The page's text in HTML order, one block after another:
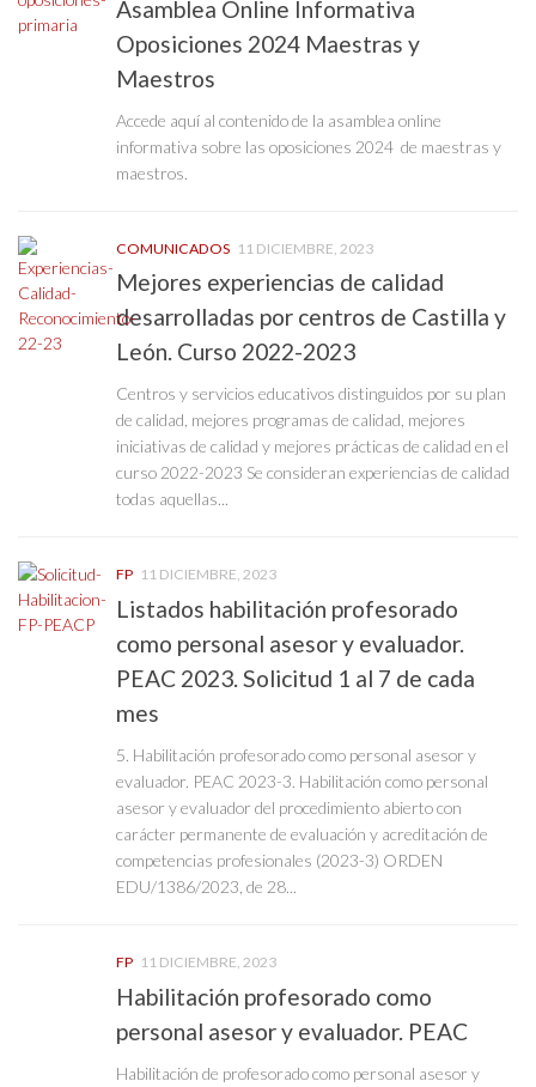
Asamblea Online Informativa
Oposiciones 2024 Maestras y
Maestros
Accede aquí al contenido de la asamblea online
informativa sobre las oposiciones 2024 de maestras y
maestros.
COMUNICADOS 11 DICIEMBRE, 2023
Mejores experiencias de calidad
desarrolladas por centros de Castilla y
León. Curso 2022-2023
Centros y servicios educativos distinguidos por su plan
de calidad, mejores programas de calidad, mejores
iniciativas de calidad y mejores prácticas de calidad en el
curso 2022-2023 Se consideran experiencias de calidad
todas aquellas...
FP 11 DICIEMBRE, 2023
Listados habilitación profesorado
como personal asesor y evaluador.
PEAC 2023. Solicitud 1 al 7 de cada
mes
5. Habilitación profesorado como personal asesor y
evaluador. PEAC 2023-3. Habilitación como personal
asesor y evaluador del procedimiento abierto con
carácter permanente de evaluación y acreditación de
competencias profesionales (2023-3) ORDEN
EDU/1386/2023, de 28...
FP 11 DICIEMBRE, 2023
Habilitación profesorado como
personal asesor y evaluador. PEAC
Habilitación de profesorado como personal asesor y